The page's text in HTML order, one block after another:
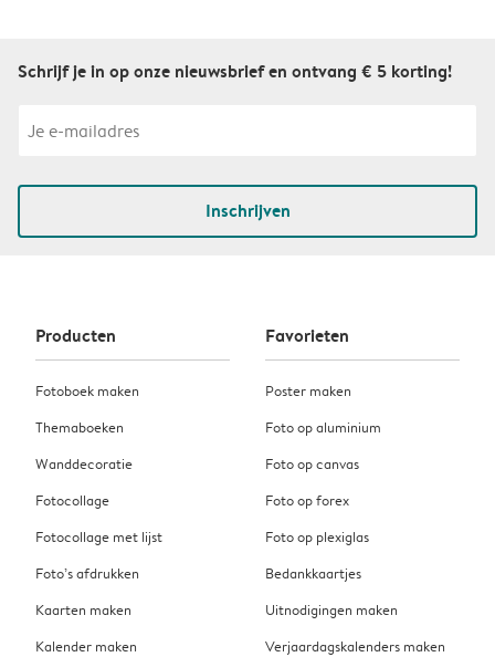
Schrijf je in op onze nieuwsbrief en ontvang € 5 korting!
Inschrijven
Producten
Fotoboek maken
Themaboeken
Wanddecoratie
Fotocollage
Fotocollage met lijst
Foto’s afdrukken
Kaarten maken
Kalender maken
Favorieten
Poster maken
Foto op aluminium
Foto op canvas
Foto op forex
Foto op plexiglas
Bedankkaartjes
Uitnodigingen maken
Verjaardagskalenders maken